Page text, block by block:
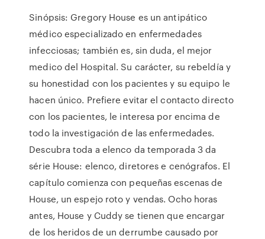
Sinópsis: Gregory House es un antipático
médico especializado en enfermedades
infecciosas; también es, sin duda, el mejor
medico del Hospital. Su carácter, su rebeldía y
su honestidad con los pacientes y su equipo le
hacen único. Prefiere evitar el contacto directo
con los pacientes, le interesa por encima de
todo la investigación de las enfermedades.
Descubra toda a elenco da temporada 3 da
série House: elenco, diretores e cenógrafos. El
capítulo comienza con pequeñas escenas de
House, un espejo roto y vendas. Ocho horas
antes, House y Cuddy se tienen que encargar
de los heridos de un derrumbe causado por